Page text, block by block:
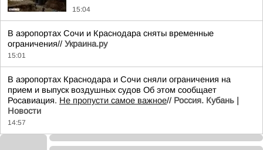
15:04
В аэропортах Сочи и Краснодара сняты временные
ограничения// Украина.ру
15:01
В аэропортах Краснодара и Сочи сняли ограничения на
прием и выпуск воздушных судов Об этом сообщает
Росавиация. Не пропусти самое важное// Россия. Кубань |
Новости
14:57